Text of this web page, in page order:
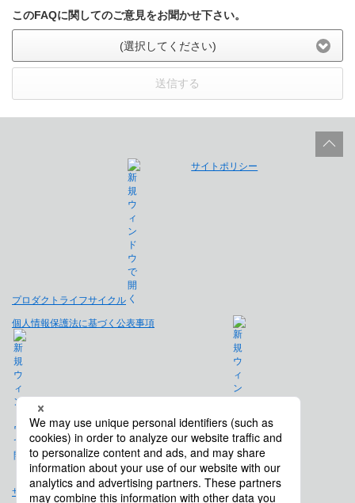
このFAQに関してのご意見をお聞かせ下さい。
(選択してください)
送信する
プロダクトライフサイクル
サイトポリシー
個人情報保護法に基づく公表事項
免責事項
サイトマップ